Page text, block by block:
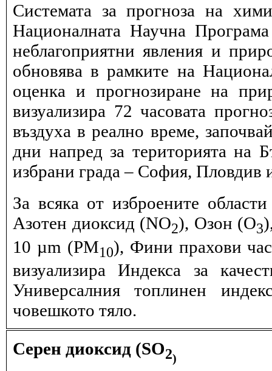
Системата за прогноза на
Националната Научна
неблагоприятни явления и
обновява в рамките на
оценка и прогнозиране на
визуализира 72 часовата
въздуха в реално време,
дни напред за територията на
избрани града – София, Пловдив
За всяка от изброените
Азотен диоксид (NO2), Озон (O3
10 µm (PM10), Фини прахови
визуализира Индекса за
Универсалния топлинен
човешкото тяло.
Серен диоксид (SO2)